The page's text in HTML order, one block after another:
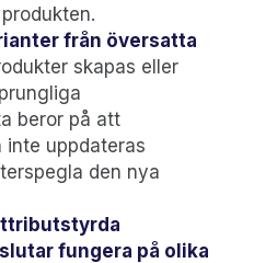
från översatta
skapas eller
beror på att
uppdateras
den nya
fungera på olika